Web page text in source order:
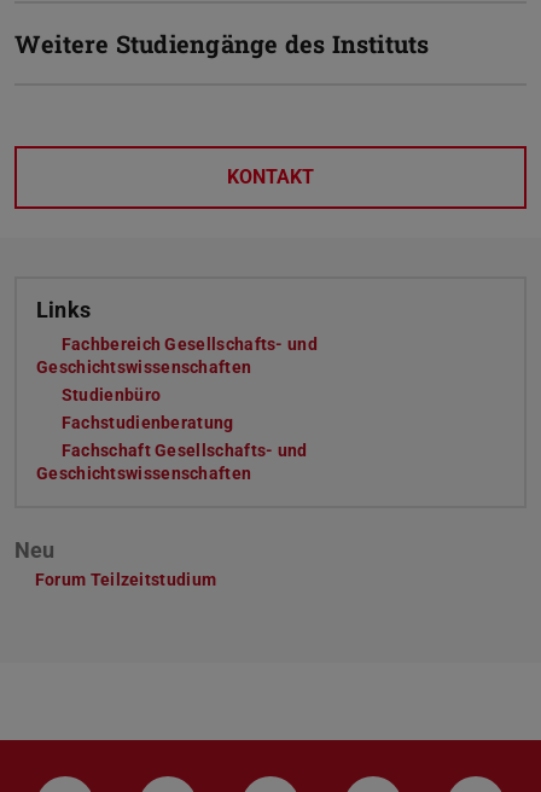
Weitere Studiengänge des Instituts
KONTAKT
Links
Fachbereich Gesellschafts- und
Geschichtswissenschaften
Studienbüro
Fachstudienberatung
Fachschaft Gesellschafts- und
Geschichtswissenschaften
Neu
Forum Teilzeitstudium